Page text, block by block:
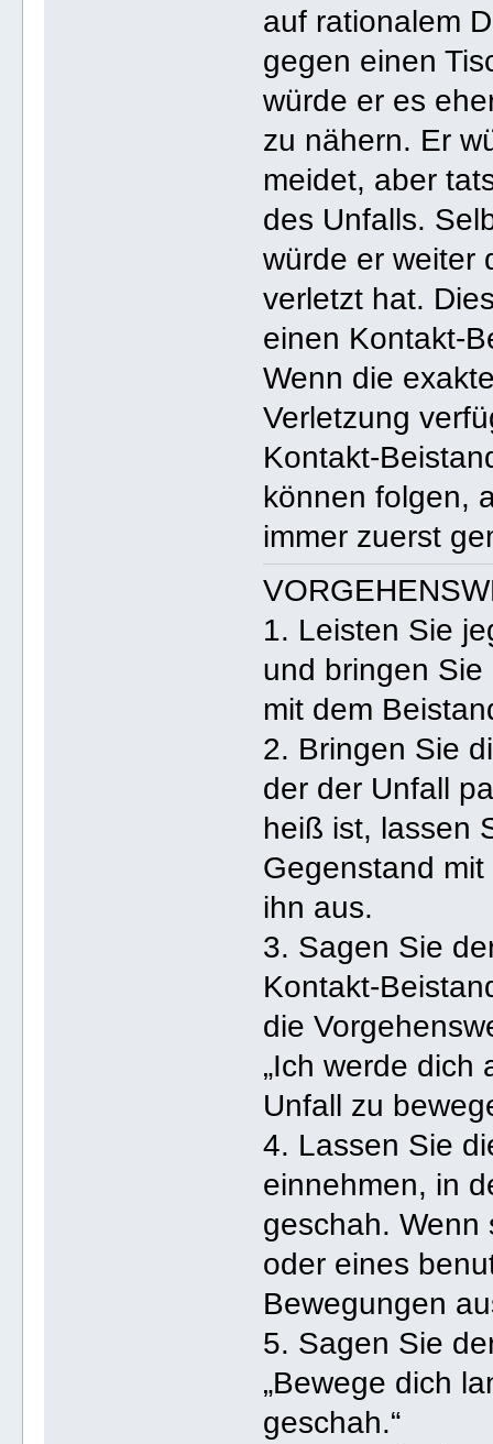
auf rationalem
gegen einen
würde er es
zu nähern. Er
meidet, aber
des Unfalls.
würde er weiter
verletzt hat.
einen Kontakt-
Wenn die
Verletzung
Kontakt-
können folgen,
immer zuerst
1. Leisten Sie
und bringen
mit dem
2. Bringen Sie
der der Unfall
heiß ist, lassen
Gegenstand
ihn aus.
3. Sagen Sie
Kontakt-
die
„Ich werde dich
Unfall zu
4. Lassen Sie
einnehmen, in
geschah. Wenn
oder eines
Bewegungen
5. Sagen Sie
„Bewege dich
geschah.“